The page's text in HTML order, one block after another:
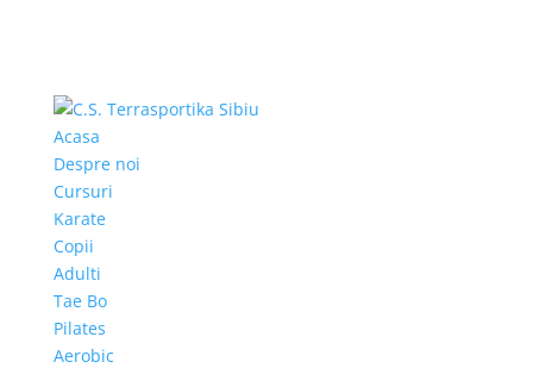
Acasa
Despre noi
Cursuri
Karate
Copii
Adulti
Tae Bo
Pilates
Aerobic